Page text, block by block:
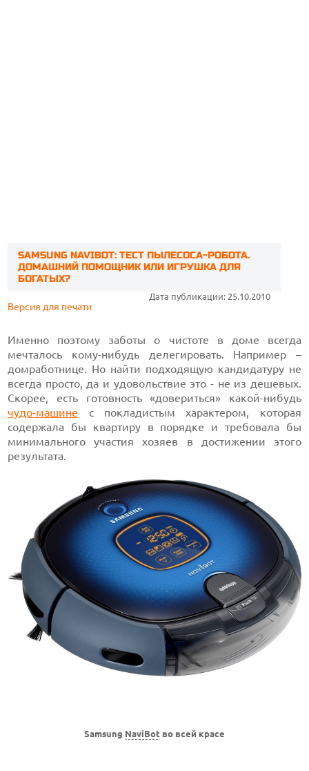
SAMSUNG NAVIBOT: ТЕСТ ПЫЛЕСОСА-РОБОТА.
ДОМАШНИЙ ПОМОЩНИК ИЛИ ИГРУШКА ДЛЯ
БОГАТЫХ?
Дата публикации: 25.10.2010
Версия для печати
Именно поэтому заботы о чистоте в доме всегда
мечталось кому-нибудь делегировать. Например –
домработнице. Но найти подходящую кандидатуру не
всегда просто, да и удовольствие это - не из дешевых.
Скорее, есть готовность «довериться» какой-нибудь
чудо-машине с покладистым характером, которая
содержала бы квартиру в порядке и требовала бы
минимального участия хозяев в достижении этого
результата.
Samsung NaviBot во всей красе